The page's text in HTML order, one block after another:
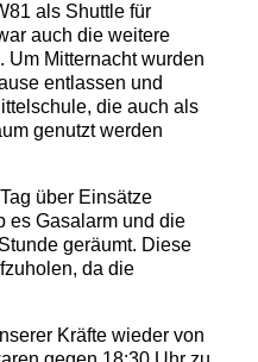
als Shuttle für
auch die weitere
Um Mitternacht wurden
entlassen und
die auch als
genutzt werden
über Einsätze
es Gasalarm und die
geräumt. Diese
da die
Kräfte wieder von